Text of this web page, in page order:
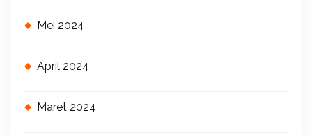
Mei 2024
April 2024
Maret 2024